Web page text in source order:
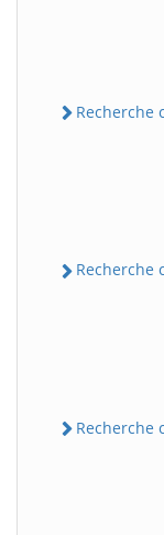
Recherche
Recherche
Recherche